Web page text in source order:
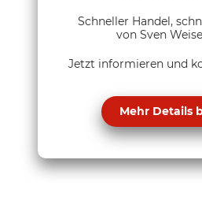
Schneller Handel,
von Sven
Jetzt informieren und
Mehr Details